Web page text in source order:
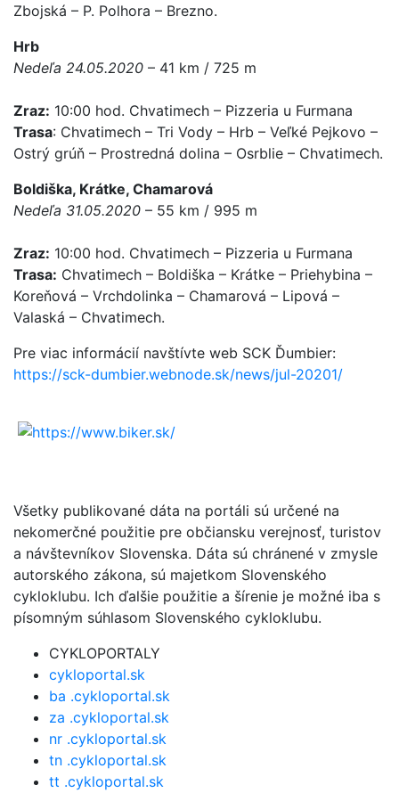
Zbojská – P. Polhora – Brezno.
Hrb
Nedeľa 24.05.2020 – 41 km / 725 m
Zraz: 10:00 hod. Chvatimech – Pizzeria u Furmana
Trasa: Chvatimech – Tri Vody – Hrb – Veľké Pejkovo –
Ostrý grúň – Prostredná dolina – Osrblie – Chvatimech.
Boldiška, Krátke, Chamarová
Nedeľa 31.05.2020 – 55 km / 995 m
Zraz: 10:00 hod. Chvatimech – Pizzeria u Furmana
Trasa: Chvatimech – Boldiška – Krátke – Priehybina –
Koreňová – Vrchdolinka – Chamarová – Lipová –
Valaská – Chvatimech.
Pre viac informácií navštívte web SCK Ďumbier:
https://sck-dumbier.webnode.sk/news/jul-20201/
Všetky publikované dáta na portáli sú určené na
nekomerčné použitie pre občiansku verejnosť, turistov
a návštevníkov Slovenska. Dáta sú chránené v zmysle
autorského zákona, sú majetkom Slovenského
cykloklubu. Ich ďalšie použitie a šírenie je možné iba s
písomným súhlasom Slovenského cykloklubu.
CYKLOPORTALY
cykloportal.sk
ba .cykloportal.sk
za .cykloportal.sk
nr .cykloportal.sk
tn .cykloportal.sk
tt .cykloportal.sk